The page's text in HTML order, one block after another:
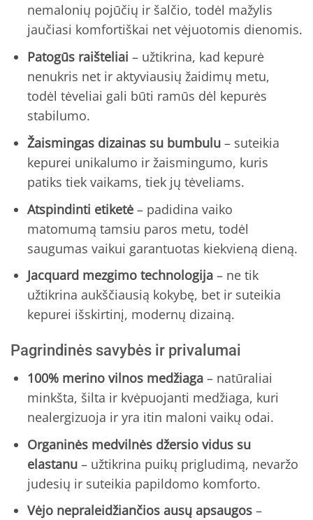
nemalonių pojūčių ir šalčio, todėl mažylis
jaučiasi komfortiškai net vėjuotomis dienomis.
Patogūs raišteliai – užtikrina, kad kepurė
nenukris net ir aktyviausių žaidimų metu,
todėl tėveliai gali būti ramūs dėl kepurės
stabilumo.
Žaismingas dizainas su bumbulu– suteikia
kepurei unikalumo ir žaismingumo, kuris
patiks tiek vaikams, tiek jų tėveliams.
Atspindinti etiketė– padidina vaiko
matomumą tamsiu paros metu, todėl
saugumas vaikui garantuotas kiekvieną dieną.
Jacquard mezgimo technologija– ne tik
užtikrina aukščiausią kokybę, bet ir suteikia
kepurei išskirtinį, modernų dizainą.
Pagrindinės savybės ir privalumai
100% merino vilnos medžiaga– natūraliai
minkšta, šilta ir kvėpuojanti medžiaga, kuri
nealergizuoja ir yra itin maloni vaikų odai.
Organinės medvilnės džersio vidus su
elastanu– užtikrina puikų prigludimą, nevaržo
judesių ir suteikia papildomo komforto.
Vėjo nepraleidžiančios ausų apsaugos–